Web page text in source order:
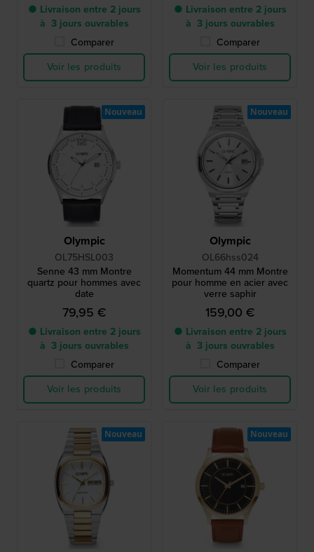
● Livraison entre 2 jours
à 3 jours ouvrables
Comparer
Voir les produits
● Livraison entre 2 jours
à 3 jours ouvrables
Comparer
Voir les produits
Olympic
OL75HSL003
Senne 43 mm Montre
quartz pour hommes avec
date
79,95 €
● Livraison entre 2 jours
à 3 jours ouvrables
Comparer
Voir les produits
Nouveau
Olympic
OL66hss024
Momentum 44 mm Montre
pour homme en acier avec
verre saphir
159,00 €
● Livraison entre 2 jours
à 3 jours ouvrables
Comparer
Voir les produits
Nouveau
Nouveau Nouveau